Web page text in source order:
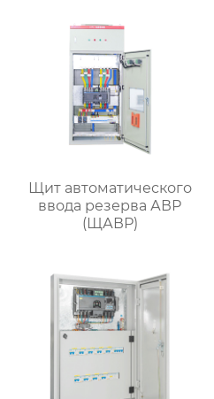
Щит автоматического
ввода резерва АВР
(ЩАВР)